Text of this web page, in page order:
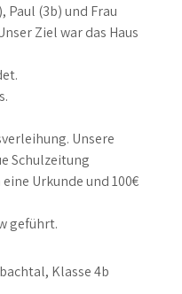
Paul (3b) und Frau
Ziel war das Haus
Unsere
Schulzeitung
Urkunde und 100€
geführt.
Klasse 4b